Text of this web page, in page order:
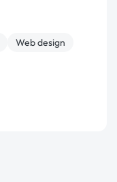
Web design